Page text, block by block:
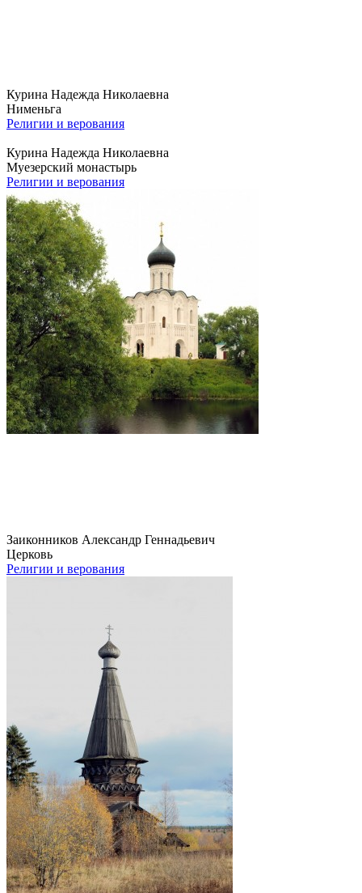
Курина Надежда Николаевна
Нименьга
Религии и верования
Курина Надежда Николаевна
Муезерский монастырь
Религии и верования
Заиконников Александр Геннадьевич
Церковь
Религии и верования